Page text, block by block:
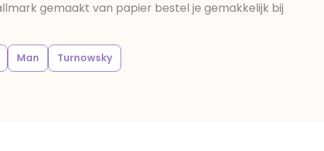
gemaakt van papier bestel je gemakkelijk bij
Man Turnowsky